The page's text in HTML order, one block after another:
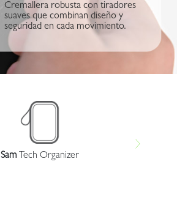
Cremallera robusta con tiradores
suaves que combinan diseño y
seguridad en cada movimiento.
Sam Tech Organizer